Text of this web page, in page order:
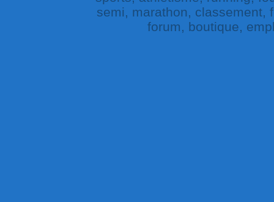
semi, marathon, classement,
forum, boutique,